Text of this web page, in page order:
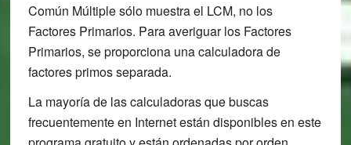
Común Múltiple sólo muestra el LCM, no los
Factores Primarios. Para averiguar los Factores
Primarios, se proporciona una calculadora de
factores primos separada.
La mayoría de las calculadoras que buscas
frecuentemente en Internet están disponibles en este